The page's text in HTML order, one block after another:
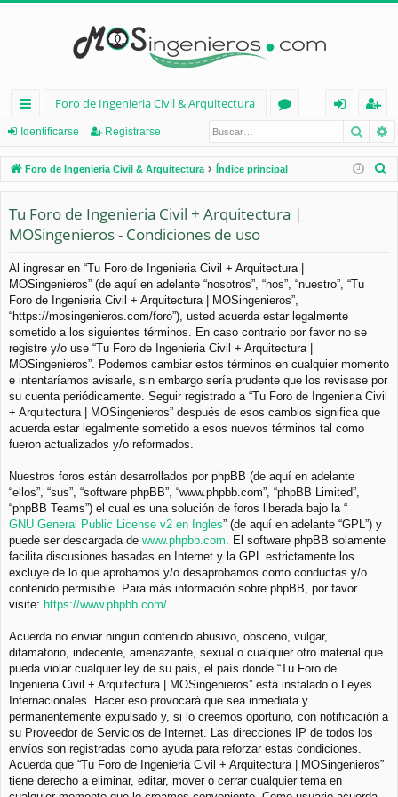
nl
ac
es
rá
pi
d
os
Foro de Ingenieria Civil & Arquitectura
os
nt
ifi
eg
ist
ra
Identificarse Registrarse
Foro de Ingenieria Civil & Arquitectura Índice principal
Tu Foro de Ingenieria Civil + Arquitectura |
MOSingenieros - Condiciones de uso
Al ingresar en “Tu Foro de Ingenieria Civil + Arquitectura |
MOSingenieros” (de aquí en adelante “nosotros”, “nos”, “nuestro”, “Tu
Foro de Ingenieria Civil + Arquitectura | MOSingenieros”,
“https://mosingenieros.com/foro”), usted acuerda estar legalmente
sometido a los siguientes términos. En caso contrario por favor no se
registre y/o use “Tu Foro de Ingenieria Civil + Arquitectura |
MOSingenieros”. Podemos cambiar estos términos en cualquier momento
e intentaríamos avisarle, sin embargo sería prudente que los revisase por
su cuenta periódicamente. Seguir registrado a “Tu Foro de Ingenieria Civil
+ Arquitectura | MOSingenieros” después de esos cambios significa que
acuerda estar legalmente sometido a esos nuevos términos tal como
fueron actualizados y/o reformados.
Nuestros foros están desarrollados por phpBB (de aquí en adelante
“ellos”, “sus”, “software phpBB”, “www.phpbb.com”, “phpBB Limited”,
“phpBB Teams”) el cual es una solución de foros liberada bajo la “
GNU General Public License v2 en Ingles” (de aquí en adelante “GPL”) y
puede ser descargada de www.phpbb.com . El software phpBB solamente
facilita discusiones basadas en Internet y la GPL estrictamente los
excluye de lo que aprobamos y/o desaprobamos como conductas y/o
contenido permisible. Para más información sobre phpBB, por favor
visite: https://www.phpbb.com/
Acuerda no enviar ningun contenido abusivo, obsceno, vulgar,
difamatorio, indecente, amenazante, sexual o cualquier otro material que
pueda violar cualquier ley de su país, el país donde “Tu Foro de
Ingenieria Civil + Arquitectura | MOSingenieros” está instalado o Leyes
Internacionales. Hacer eso provocará que sea inmediata y
permanentemente expulsado y, si lo creemos oportuno, con notificación a
su Proveedor de Servicios de Internet. Las direcciones IP de todos los
envíos son registradas como ayuda para reforzar estas condiciones.
Acuerda que “Tu Foro de Ingenieria Civil + Arquitectura | MOSingenieros”
tiene derecho a eliminar, editar, mover o cerrar cualquier tema en